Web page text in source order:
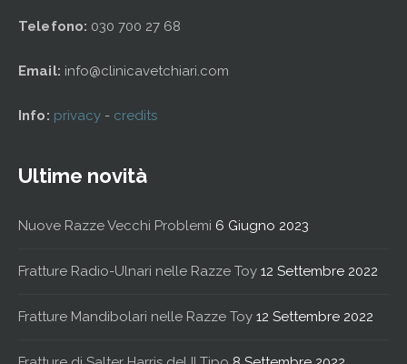
Telefono: 030 700 27 68
Email: info@clinicavetchiari.com
Info: privacy - credits
Ultime novità
Nuove Razze Vecchi Problemi 6 Giugno 2023
Fratture Radio-Ulnari nelle Razze Toy 12 Settembre 2022
Fratture Mandibolari nelle Razze Toy 12 Settembre 2022